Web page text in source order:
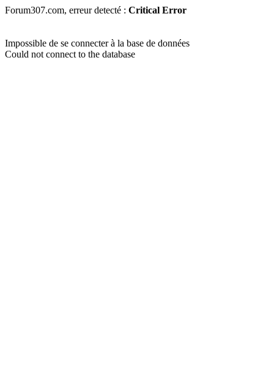
Forum307.com, erreur detecté : Critical Error
Impossible de se connecter à la base de données
Could not connect to the database